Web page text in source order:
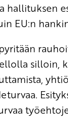
hallituksen
EU:n
silloin,